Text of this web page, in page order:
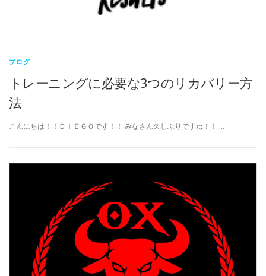
ブログ
トレーニングに必要な3つのリカバリー方
法
こんにちは！！ＤＩＥＧＯです！！ みなさん久しぶりですね！！ …